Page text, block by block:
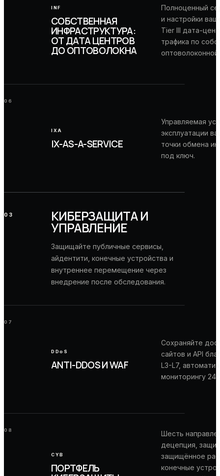
INF
СОБСТВЕННАЯ
ИНФРАСТРУКТУРА:
ОТ ДАТА ЦЕНТРОВ
ДО ОПТОВОЛОКНА
Полноценный
и настройки
Tier III дата-
трафика по
оптоволоконной
06
IXA
IX-AS-A-SERVICE
Управляемая
эксплуатации
точки обмена
под ключ.
03 КИБЕРЗАЩИТА И
УПРАВЛЕНИЕ
Защищайте публичные сервисы,
айдентити, конечные устройства и
внутреннее перемещение через
внедрение после обследования.
07
DDoS
ANTI-DDOS И WAF
Сохраняйте
сайтов и API
L3-L7,
мониторингу 24/
08
CYB
ПОРТФЕЛЬ
Шесть
децепция,
защищённое
конечные